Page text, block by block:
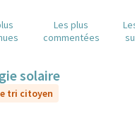
Les plus
commentées
solaire
tri citoyen